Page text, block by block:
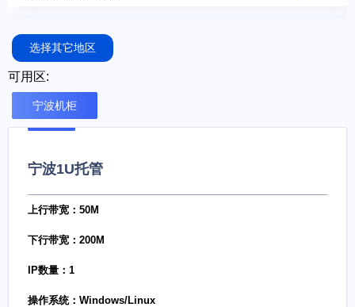
选择其它地区
可用区:
宁波机柜
宁波1U托管
上行带宽：50M
下行带宽：200M
IP数量：1
操作系统：Windows/Linux